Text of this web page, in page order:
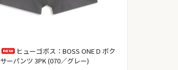
ヒューゴボス：BOSS ONE D ボク
サーパンツ 3PK (070／グレー)